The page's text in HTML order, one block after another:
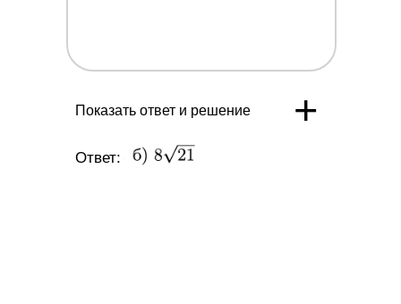
Показать ответ и решение +
Ответ: